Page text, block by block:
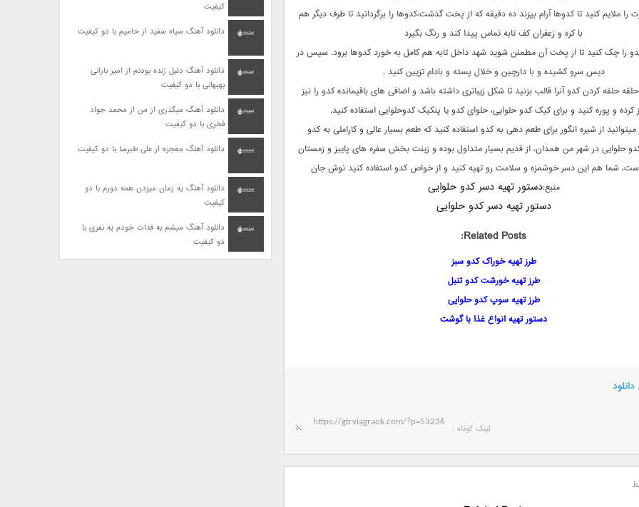
ملایم کنید تا کدوها آرام بپزند ده دقیقه که از پخت گذشت،کدوها را برگردانید تا طرف دیگر هم
با کره و زعفران کف تابه تماس پیدا کند و رنگ بگیرد
را چک کنید تا از پخت آن مطمئن شوید شهد داخل تابه هم کامل به خورد کدوها برود. سپس در
دیس سرو کشیده و با دارچین و خلال پسته و بادام تزیین کنید .
حلقه کردن کدو آنرا قالب بزنید تا شکل زیباتری داشته باشد و اضافی های باقیمانده کدو را نیز
کرده و پوره کنید و برای کیک کدو حلوایی، حلوای کدو یا پنکیک کدوحلوایی استفاده کنید.
از شیره انگور برای طعم دهی به کدو استفاده کنید که طعم بسیار عالی و کاراملی به کدو
حلوایی در شهر من همدان، از قدیم بسیار متداول بوده و زینت بخش سفره های پاییز و زمستان
شما هم این دسر خوشمزه و سلامت رو تهیه کنید و از خواص کدو استفاده کنید نوش جان
منبع:دستور تهیه دسر کدو حلوایی
دستور تهیه دسر کدو حلوایی
Related Posts:
طرز تهیه خوراک کدو سبز
طرز تهیه خورشت کدو تنبل
طرز تهیه سوپ کدو حلوایی
دستور تهیه انواع غذا با گوشت
لینک کوتاه‌ :
کیفیت
دانلود آهنگ سیاه سفید از حامیم با دو کیفیت
دانلود آهنگ دلیل زنده بودنم از امیر بارانی
بهبهانی با دو کیفیت
دانلود آهنگ میگذری از من از محمد جواد
فخری با دو کیفیت
دانلود آهنگ معجزه از علی طبرسا با دو کیفیت
دانلود آهنگ یه زمان میزدن همه دورم با دو
کیفیت
دانلود آهنگ میشم به فدات خودم یه نفری با
دو کیفیت